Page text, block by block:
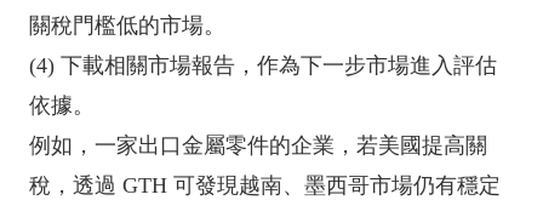
關稅門檻低的市場。
(4) 下載相關市場報告，作為下一步市場進入評估
依據。
例如，一家出口金屬零件的企業，若美國提高關
稅，透過 GTH 可發現越南、墨西哥市場仍有穩定